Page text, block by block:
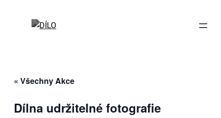
« Všechny Akce
Díl­na udr­ži­tel­né fo­to­gra­fie